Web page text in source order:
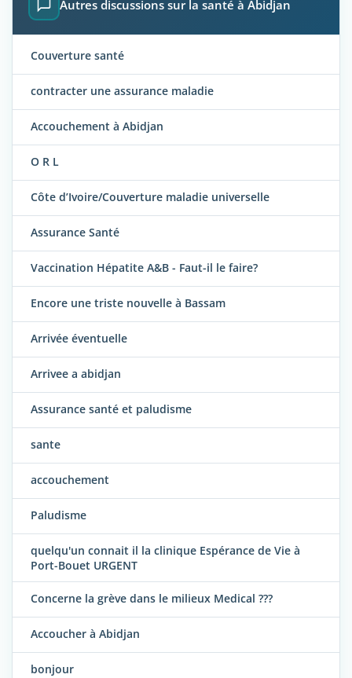
Autres discussions sur la santé à Abidjan
Couverture santé
contracter une assurance maladie
Accouchement à Abidjan
O R L
Côte d’Ivoire/Couverture maladie universelle
Assurance Santé
Vaccination Hépatite A&B - Faut-il le faire?
Encore une triste nouvelle à Bassam
Arrivée éventuelle
Arrivee a abidjan
Assurance santé et paludisme
sante
accouchement
Paludisme
quelqu'un connait il la clinique Espérance de Vie à
Port-Bouet URGENT
Concerne la grève dans le milieux Medical ???
Accoucher à Abidjan
bonjour